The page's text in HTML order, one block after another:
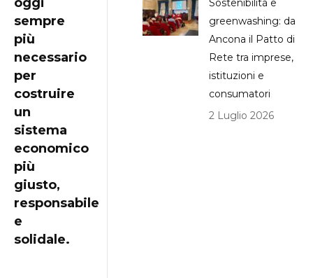
sempre
più
necessario
per
costruire
un
sistema
economico
più
giusto,
responsabile
e
solidale.
Sostenibilità e
greenwashing: da
Ancona il Patto di
Rete tra imprese,
istituzioni e
consumatori
2 Luglio 2026